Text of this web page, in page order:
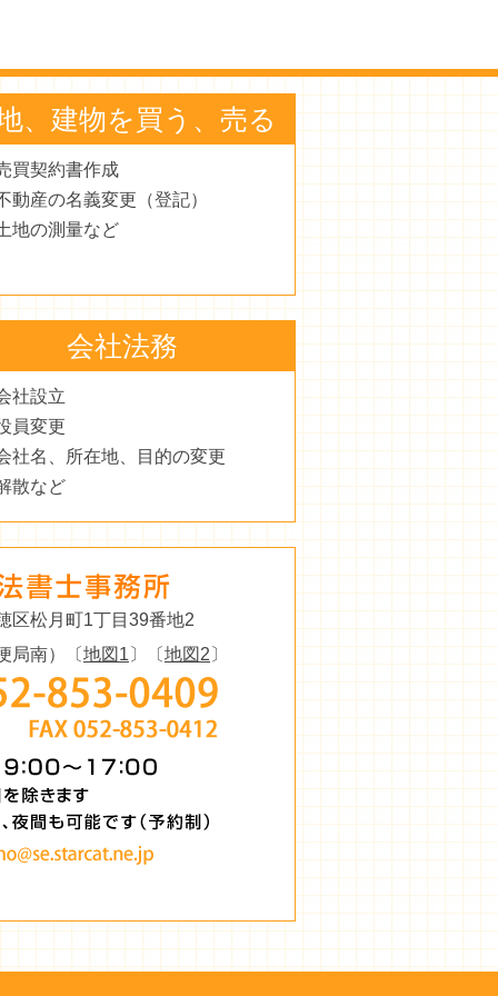
、建物を買う、売る
買契約書作成
動産の名義変更（登記）
地の測量など
会社法務
社設立
員変更
社名、所在地、目的の変更
散など
区松月町1丁目39番地2
局南）〔地図1 〕〔地図2 〕